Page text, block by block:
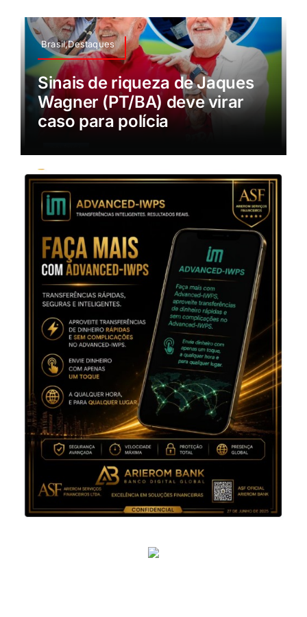
Brasil,Destaques
Sinais de riqueza de Jaques
Wagner (PT/BA) deve virar
caso para polícia